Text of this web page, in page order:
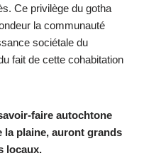
Ce privilège du gotha
la communauté
sociétale du
fait de cette cohabitation
faire autochtone
la plaine, auront grands
locaux.